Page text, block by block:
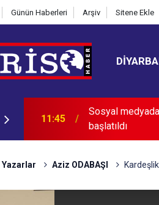
Günün Haberleri Arşiv Sitene Ekle
11:32 Diyarbakır’da
Yazarlar Aziz ODABAŞI